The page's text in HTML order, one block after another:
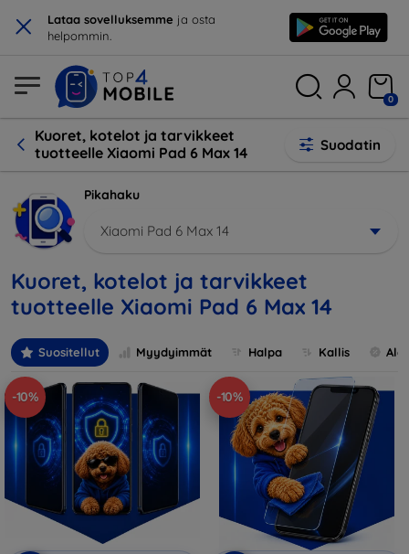
× Lataa sovelluksemme ja osta
helpommin.
0
Kuoret, kotelot ja tarvikkeet
tuotteelle Xiaomi Pad 6 Max 14
Suodatin
Pikahaku
Xiaomi Pad 6 Max 14
Kuoret, kotelot ja tarvikkeet
tuotteelle Xiaomi Pad 6 Max 14
Suositellut Myydyimmät Halpa Kallis
-10% -10%